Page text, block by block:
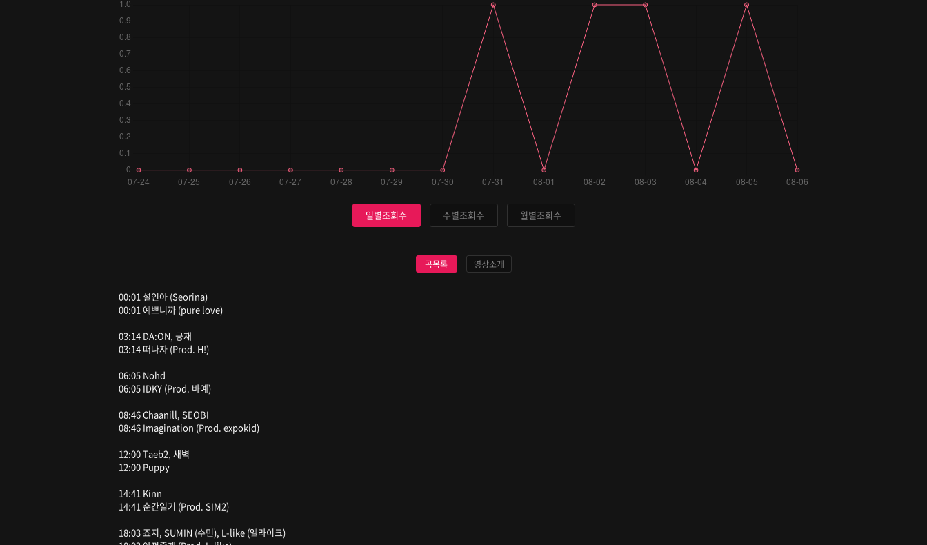
일별조회수 주별조회수 월별조회수
곡목록 영상소개
00:01 설인아 (Seorina)
00:01 예쁘니까 (pure love)
03:14 DA:ON, 긍재
03:14 떠나자 (Prod. H!)
06:05 Nohd
06:05 IDKY (Prod. 바예)
08:46 Chaanill, SEOBI
08:46 Imagination (Prod. expokid)
12:00 Taeb2, 새벽
12:00 Puppy
14:41 Kinn
14:41 순간일기 (Prod. SIM2)
18:03 죠지, SUMIN (수민), L-like (엘라이크)